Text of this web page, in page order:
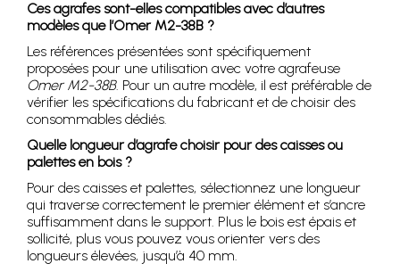
Ces agrafes sont-elles compatibles avec d’autres
modèles que l’Omer M2-38B ?
Les références présentées sont spécifiquement
proposées pour une utilisation avec votre agrafeuse
Omer M2-38B. Pour un autre modèle, il est préférable de
vérifier les spécifications du fabricant et de choisir des
consommables dédiés.
Quelle longueur d’agrafe choisir pour des caisses ou
palettes en bois ?
Pour des caisses et palettes, sélectionnez une longueur
qui traverse correctement le premier élément et s’ancre
suffisamment dans le support. Plus le bois est épais et
sollicité, plus vous pouvez vous orienter vers des
longueurs élevées, jusqu’à 40 mm.